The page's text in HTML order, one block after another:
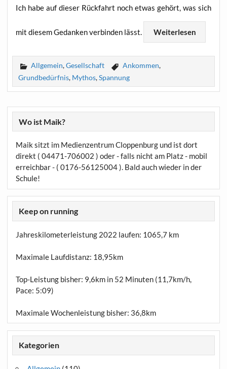
Ich habe auf die­ser Rück­fahrt noch etwas gehört, was sich
mit die­sem Gedan­ken ver­bin­den lässt. Wei­ter­le­sen
Allgemein,Gesellschaft Ankommen,
Grundbedürfnis, Mythos,Spannung
Wo ist Maik?
Maik sitzt im Medienzentrum Cloppenburg und ist dort
direkt ( 04471-706002 ) oder - falls nicht am Platz - mobil
erreichbar - ( 0176-56125004 ). Bald auch wieder in der
Schule!
Keep on running
Jahreskilometerleistung 2022 laufen: 1065,7 km
Maximale Laufdistanz: 18,95km
Top-Leistung bisher: 9,6km in 52 Minuten (11,7km/h,
Pace: 5:09)
Maximale Wochenleistung bisher: 36,8km
Kategorien